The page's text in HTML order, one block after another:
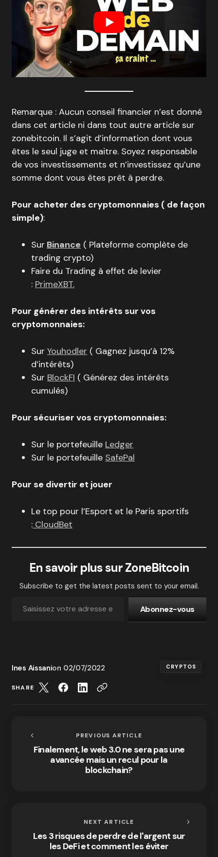
Remarque : Aucun conseil financier n’est donné
dans cet article ni dans tout autre article sur
zonebitcoin. Il s’agit d’information dont vous
êtes le seul juge et maitre. Soyez responsable
de vos investissements et n’investissez qu’une
somme dont vous êtes prêt à perdre.
Pour acheter des cryptomonnaies ( de façon
simple):
Sur Binance ( Plateforme complète de
trading crypto)
Faire du Trading à effet de levier
: PrimeXBT.
Pour générer des intérêts sur vos
cryptomonnaies:
Sur Youhodler ( Gagnez jusqu’à 12%
d’intérêts)
Sur BlockFI ( Générez des intérêts
cumulés)
Pour sécuriser vos cryptomonnaies:
Sur le portefeuille Ledger
Sur le portefeuille SafePal
Pour se divertir et jouer
Le top pour l’Esport et le Paris sportifs
: CloudBet
En savoir plus sur ZoneBitcoin
Subscribe to get the latest posts sent to your email.
Abonnez-vous
Ines Aissanion 02/07/2022 CRYPTOS
SHARE
PREVIOUS ARTICLE
Finalement, le web 3.0 ne sera pas une
avancée mais un recul pour la
blockchain?
NEXT ARTICLE
Les 3 risques de perdre de l'argent sur
les DeFi et comment les éviter